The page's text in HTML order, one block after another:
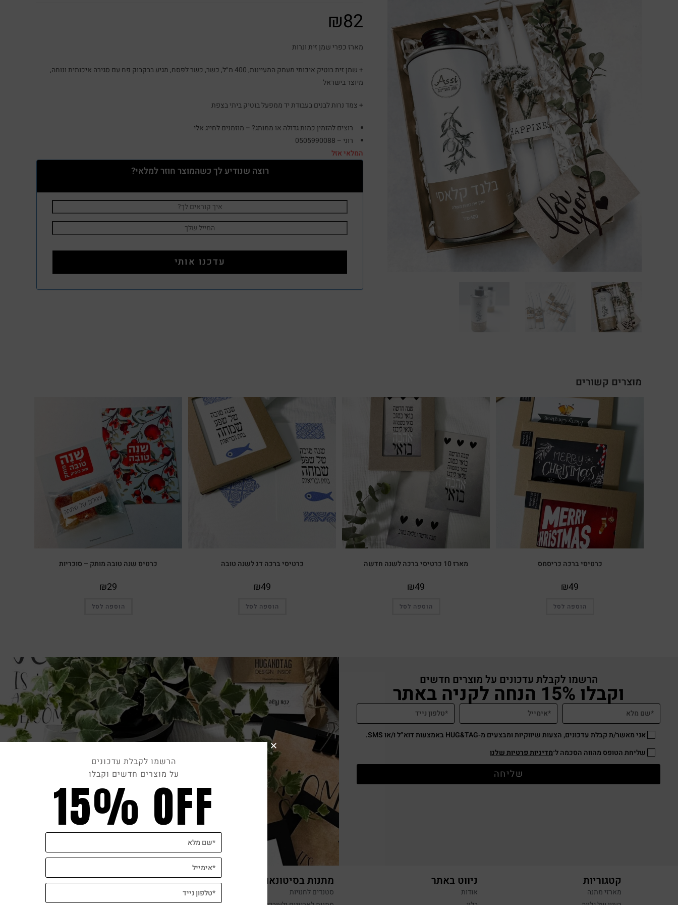
₪82
מארז כפרי שמן זית ונרות
+ שמן זית בוטיק איכותי מעמק המעיינות, 400 מ״ל, כשר, כשר לפסח, מגיע בבקבוק פח עם סגירה איכותית ונוחה,
מיוצר בישראל
+ צמד נרות לבנים בעבודת יד ממפעל בוטיק ביתי בצפת
רוצים להזמין כמות גדולה או ממותג? – מוזמנים לחייג אלי
רוני – 0505990088
המלאי אזל
רוצה שנודיע לך כשהמוצר חוזר למלאי?
מוצרים קשורים
כרטיסי ברכה כריסמס
₪49
הוספה לסל
מארז 10 כרטיסי ברכה לשנה חדשה
₪49
הוספה לסל
כרטיסי ברכה דג לשנה טובה
₪49
הוספה לסל
כרטיס שנה טובה מותק – סוכריות
₪29
הוספה לסל
הרשמו לקבלת עדכונים על מוצרים חדשים
וקבלו 15% הנחה לקניה באתר
אני מאשר/ת קבלת עדכונים, הצעות שיווקיות ומבצעים מ-HUG&TAG באמצעות דוא”ל ו/או SMS.
שליחת הטופס מהווה הסכמה ל־מדיניות פרטיות שלנו
שליחה
קטגוריות
מארזי מתנה
ניווט באתר
אודות
מתנות בסיטונאות
סטנדים לחנויות
הרשמו לקבלת עדכונים
על מוצרים חדשים וקבלו
15% OFF